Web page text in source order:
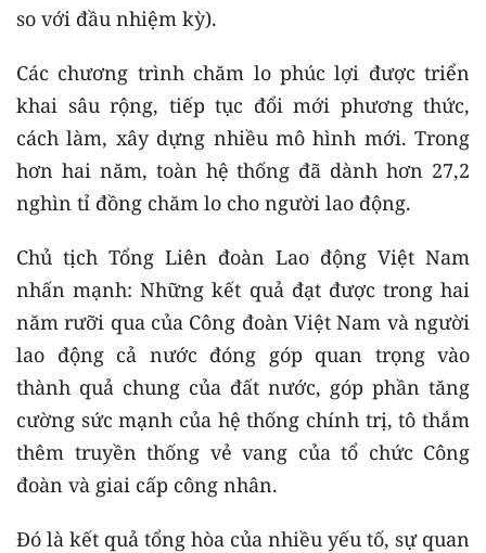
so với đầu nhiệm kỳ).
Các chương trình chăm lo phúc lợi được triển
khai sâu rộng, tiếp tục đổi mới phương thức,
cách làm, xây dựng nhiều mô hình mới. Trong
hơn hai năm, toàn hệ thống đã dành hơn 27,2
nghìn tỉ đồng chăm lo cho người lao động.
Chủ tịch Tổng Liên đoàn Lao động Việt Nam
nhấn mạnh: Những kết quả đạt được trong hai
năm rưỡi qua của Công đoàn Việt Nam và người
lao động cả nước đóng góp quan trọng vào
thành quả chung của đất nước, góp phần tăng
cường sức mạnh của hệ thống chính trị, tô thắm
thêm truyền thống vẻ vang của tổ chức Công
đoàn và giai cấp công nhân.
Đó là kết quả tổng hòa của nhiều yếu tố, sự quan